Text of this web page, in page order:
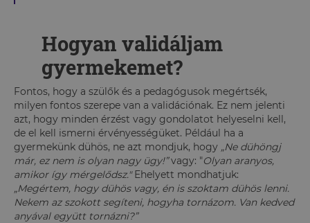
Hogyan validáljam
gyermekemet?
Fontos, hogy a szülők és a pedagógusok megértsék,
milyen fontos szerepe van a validációnak. Ez nem jelenti
azt, hogy minden érzést vagy gondolatot helyeselni kell,
de el kell ismerni érvényességüket. Például ha a
gyermekünk dühös, ne azt mondjuk, hogy „Ne dühöngj
már, ez nem is olyan nagy ügy!”vagy: "Olyan aranyos,
amikor így mérgelődsz."Ehelyett mondhatjuk:
„Megértem, hogy dühös vagy, én is szoktam dühös lenni.
Nekem az szokott segíteni, hogyha tornázom. Van kedved
anyával együtt tornázni?”